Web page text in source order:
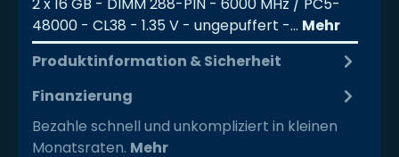
2 x 16 GB - DIMM 288-PIN - 6000 MHz / PC5-
48000 - CL38 - 1.35 V - ungepuffert -… Mehr
Produktinformation & Sicherheit
Finanzierung
Bezahle schnell und unkompliziert in kleinen
Monatsraten. Mehr